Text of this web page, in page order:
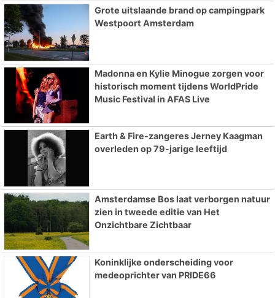
Grote uitslaande brand op campingpark
Westpoort Amsterdam
Madonna en Kylie Minogue zorgen voor
historisch moment tijdens WorldPride
Music Festival in AFAS Live
Earth & Fire-zangeres Jerney Kaagman
overleden op 79-jarige leeftijd
Amsterdamse Bos laat verborgen natuur
zien in tweede editie van Het
Onzichtbare Zichtbaar
Koninklijke onderscheiding voor
medeoprichter van PRIDE66